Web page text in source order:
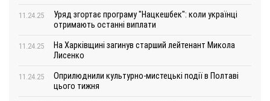
11.24.25
Уряд згортає програму "Нацкешбек": коли українці
отримають останні виплати
11.24.25
На Харківщині загинув старший лейтенант Микола
Лисенко
11.24.25
Оприлюднили культурно-мистецькі події в Полтаві
цього тижня